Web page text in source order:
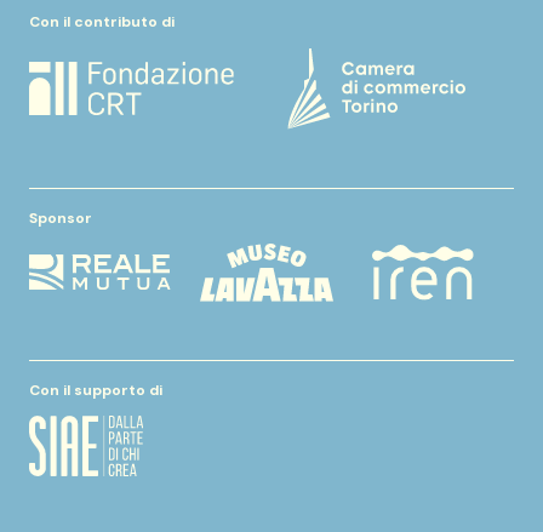
Con il contributo di
Sponsor
Con il supporto di